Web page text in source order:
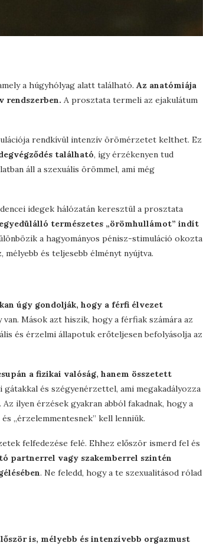
a húgyhólyag alatt található. Az anatómiája
rendszerben. A prosztata termeli az ejakulátum
rendkívül intenzív örömérzetet kelthet. Ez
található, így érzékenyen tud
áll a szexuális örömmel, ami még
idegek hálózatán keresztül a prosztata
természetes „örömhullámot” indít
a hagyományos pénisz-stimuláció okozta
és teljesebb élményt nyújtva.
úgy gondolják, hogy a férfi élvezet
Mások azt hiszik, hogy a férfiak számára az
és érzelmi állapotuk erőteljesen befolyásolja az
a fizikai valóság, hanem összetett
és szégyenérzettel, ami megakadályozza
ilyen érzések gyakran abból fakadnak, hogy a
„érzelemmentesnek” kell lenniük.
felfedezése felé. Ehhez először ismerd fel és
partnerrel vagy szakemberrel szintén
. Ne feledd, hogy a te szexualitásod rólad
is, mélyebb és intenzívebb orgazmust